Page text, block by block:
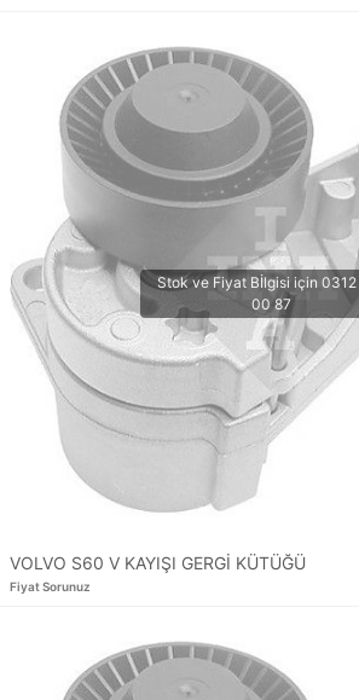
VOLVO S60 V KAYIŞI GERGİ KÜTÜĞÜ
Fiyat Sorunuz